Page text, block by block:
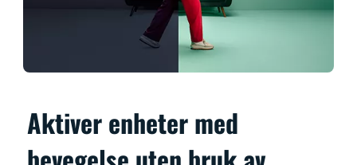
Aktiver enheter med